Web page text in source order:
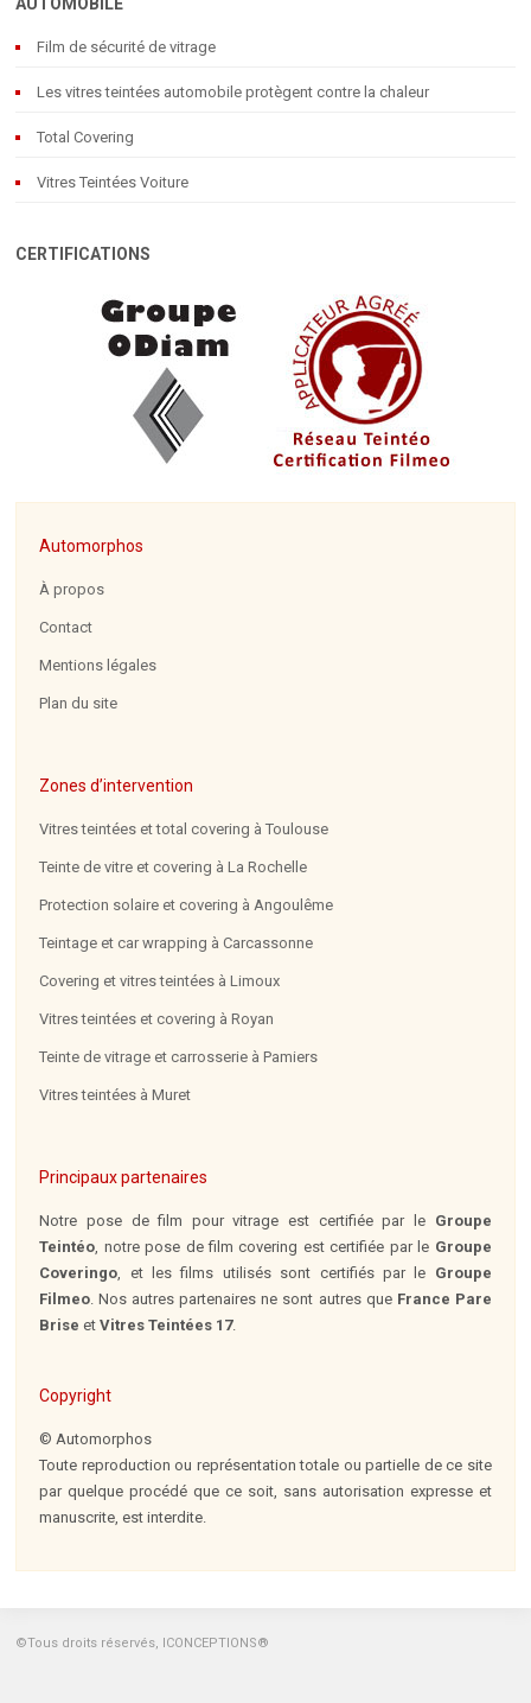
Film de sécurité de vitrage
Les vitres teintées automobile protègent contre la chaleur
Total Covering
Vitres Teintées Voiture
CERTIFICATIONS
Automorphos
À propos
Contact
Mentions légales
Plan du site
Zones d’intervention
Vitres teintées et total covering à Toulouse
Teinte de vitre et covering à La Rochelle
Protection solaire et covering à Angoulême
Teintage et car wrapping à Carcassonne
Covering et vitres teintées à Limoux
Vitres teintées et covering à Royan
Teinte de vitrage et carrosserie à Pamiers
Vitres teintées à Muret
Principaux partenaires
Notre pose de film pour vitrage est certifiée par le Groupe
Teintéo , notre pose de film covering est certifiée par le Groupe
Coveringo , et les films utilisés sont certifiés par le Groupe
Filmeo . Nos autres partenaires ne sont autres que France Pare
Brise etVitres Teintées 17.
Copyright
© Automorphos
Toute reproduction ou représentation totale ou partielle de ce site
par quelque procédé que ce soit, sans autorisation expresse et
manuscrite, est interdite.
©Tous droits réservés, ICONCEPTIONS®